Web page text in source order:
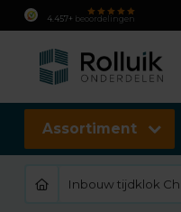
4.457+ beoordelingen
Assortiment
Inbouw tijdklok